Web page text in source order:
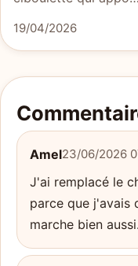
19/04/2026
Amel23/06/2026
J'ai remplacé le
parce que j'avais
marche bien aussi.